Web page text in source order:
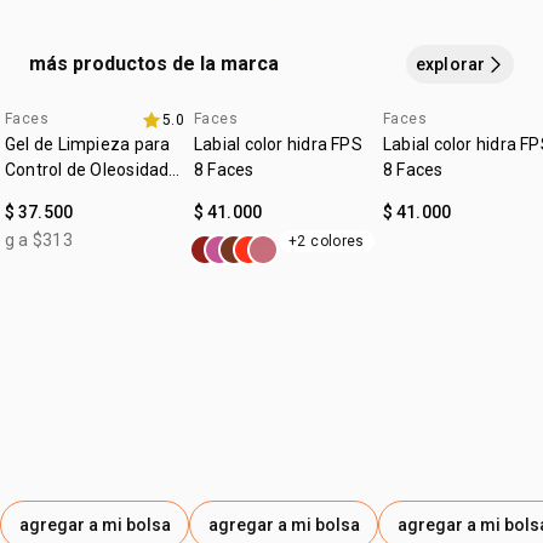
• dale volumen a las cejas
• fácil de aplicar
*las imágenes son ilustrativas, este producto esta en una
posición cenital. el contenido de cada producto es el
más productos de la marca explorar
4u al 40%
Faces 5.0
Gel de Limpieza para
Control de Oleosidad
$ 37.500
g a $313
agregar a mi bolsa
Faces
Labial color hidra FPS
8 Faces
$ 41.000
+2 colores
agregar a mi bolsa
4u al 40%
Faces
Labial color hidra
8 Faces
$ 41.000
agregar a mi